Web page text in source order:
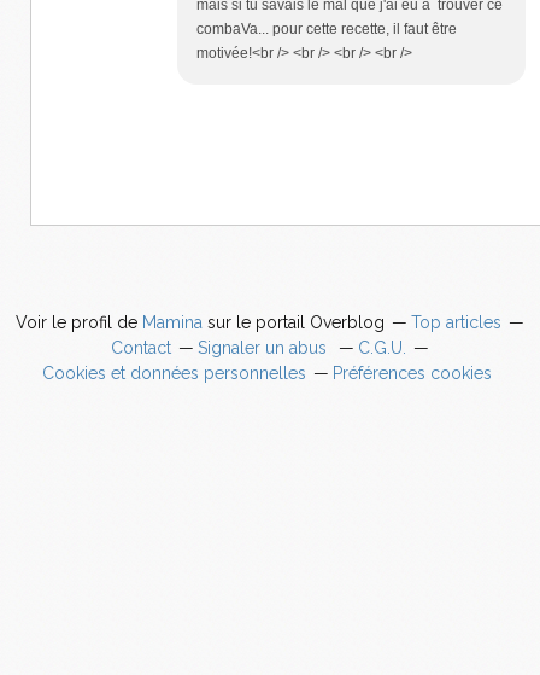
mais si tu savais le mal que j'ai eu à trouver ce
combaVa... pour cette recette, il faut être
motivée!<br /> <br /> <br /> <br />
Voir le profil de Mamina sur le portail Overblog
Top articles
Contact
Signaler un abus
C.G.U.
Cookies et données personnelles
Préférences cookies